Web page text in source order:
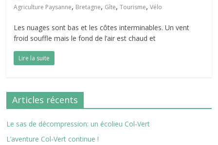
Agriculture Paysanne, Bretagne, Gîte,Tourisme,Vélo
Les nuages sont bas et les côtes interminables. Un vent
froid souffle mais le fond de l’air est chaud et
Lire la suite
Articles récents
Le sas de décompression: un écolieu Col-Vert
L’aventure Col-Vert continue !